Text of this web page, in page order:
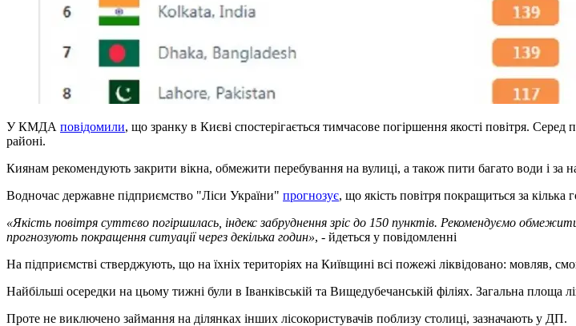
У КМДА повідомили, що зранку в Києві спостерігається тимчасове погіршення якості повітря.
районі.
Киянам рекомендують закрити вікна, обмежити перебування на вулиці, а також пити багато води і за
Водночас державне підприємство "Ліси України" прогнозує, що якість повітря покращиться за кілька
«Якість повітря суттєво погіршилась, індекс забруднення зріс до 150 пунктів. Рекомендуємо
прогнозують покращення ситуації через декілька годин», - йдеться у повідомленні
На підприємстві стверджують, що на їхніх територіях на Київщині всі пожежі ліквідовано: мовляв,
Найбільші осередки на цьому тижні були в Іванківській та Вищедубечанській філіях. Загальна площа
Проте не виключено займання на ділянках інших лісокористувачів поблизу столиці, зазначають у ДП.